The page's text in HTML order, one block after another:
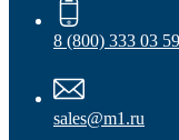
Защита
8 (800) 333 03 59
sales@m1.ru